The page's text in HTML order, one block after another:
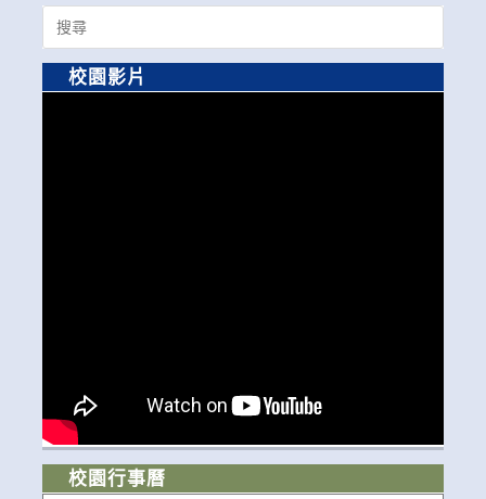
Search
for:
校園影片
校園行事曆